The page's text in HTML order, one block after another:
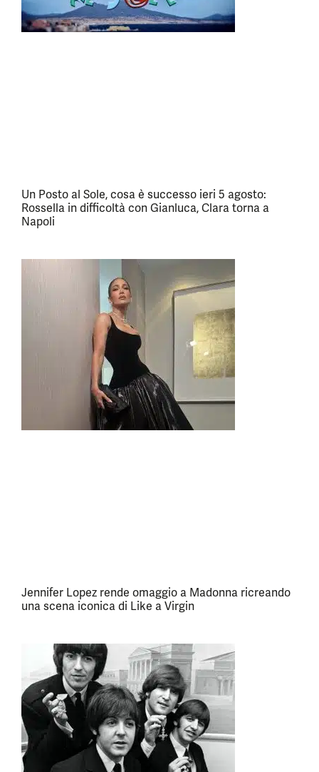
Un Posto al Sole, cosa è successo ieri 5 agosto:
Rossella in difficoltà con Gianluca, Clara torna a
Napoli
Jennifer Lopez rende omaggio a Madonna ricreando
una scena iconica di Like a Virgin